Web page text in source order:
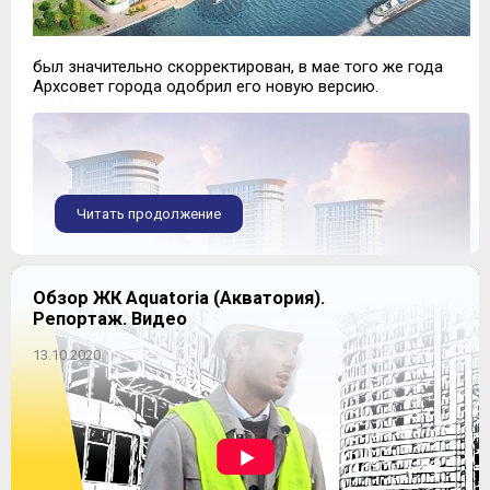
был значительно скорректирован, в мае того же года
Архсовет города одобрил его новую версию.
На территории размером почти 5 га будут построены
пять жилых домов и одно здание, в котором
разместятся частные детский сад и школа.
Читать продолжение
Обзор ЖК Aquatoria (Акватория).
Репортаж. Видео
13.10.2020